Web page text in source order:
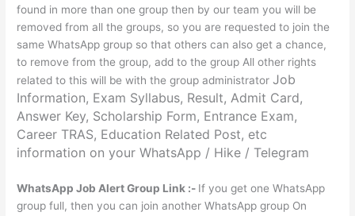
found in more than one group then by our team you will be
removed from all the groups, so you are requested to join the
same WhatsApp group so that others can also get a chance,
to remove from the group, add to the group All other rights
related to this will be with the group administratorJob
Information, Exam Syllabus, Result, Admit Card,
Answer Key, Scholarship Form, Entrance Exam,
Career TRAS, Education Related Post, etc
information on your WhatsApp / Hike / Telegram
WhatsApp Job Alert Group Link :- If you get one WhatsApp
group full, then you can join another WhatsApp group On